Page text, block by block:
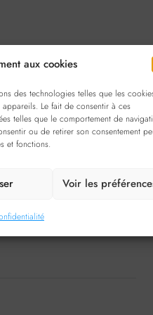
aux cookies
des technologies telles que les
Le fait de consentir à ces
telles que le comportement de
ou de retirer son consentement
et fonctions.
Voir les
Laisser un commentaire